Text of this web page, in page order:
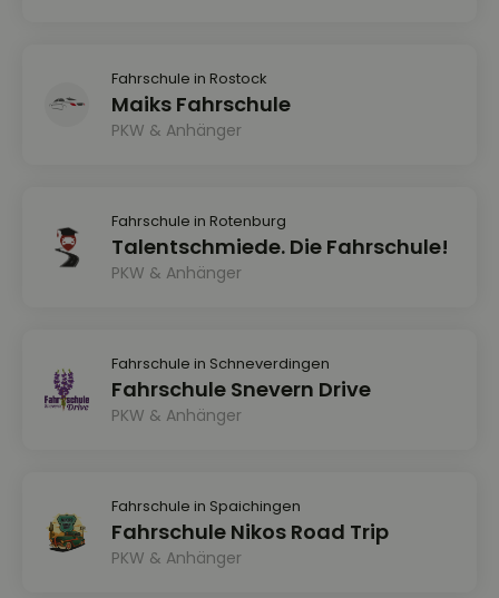
Fahrschule in Rostock
Maiks Fahrschule
PKW & Anhänger
Fahrschule in Rotenburg
Talentschmiede. Die Fahrschule!
PKW & Anhänger
Fahrschule in Schneverdingen
Fahrschule Snevern Drive
PKW & Anhänger
Fahrschule in Spaichingen
Fahrschule Nikos Road Trip
PKW & Anhänger